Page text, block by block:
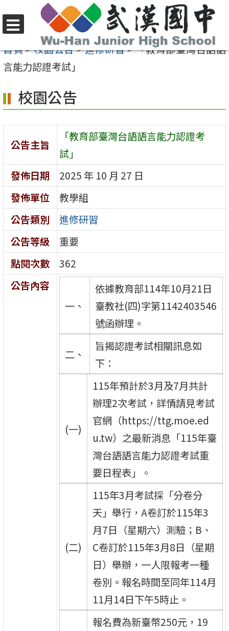
至
要
容
區
選
單
首頁>校園公告>進修研習>「教育部臺灣台語語
言能力認證考試」
校園公告
公告主旨
「教育部臺灣台語語言能力認證考
試」
發佈日期
2025 年 10 月 27 日
發佈單位
教學組
公告類別
進修研習
公告等級
重要
點閱次數
362
公告內容
一、
依據教育部114年10月21日
臺教社(四)字第1142403546
號函辦理。
二、
旨揭認證考試相關訊息如
下：
(一)
115年預計於3月及7月共計
辦理2次考試，詳情請見考試
官網（https://ttg.moe.ed
u.tw）之最新消息「115年臺
灣台語語言能力認證考試重
要日程表」。
(二)
115年3月考試採「分卷分
天」舉行，A卷訂於115年3
月7日（星期六）測驗；B、
C卷訂於115年3月8日（星期
日）舉辦，一人限報考一種
卷別。報名時間至同年114月
11月14日下午5時止。
報名費為新臺幣250元，19